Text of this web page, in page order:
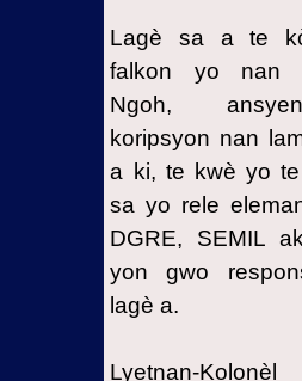
Lagè sa a te
falkon yo nan
Ngoh,
koripsyon nan
a ki, te kwè yo
sa yo rele
DGRE, SEMIL
yon gwo
lagè a.
Lyetnan-